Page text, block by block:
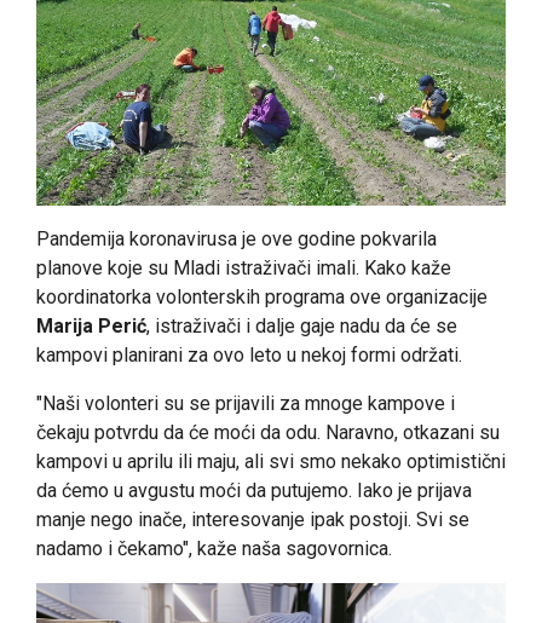
Pandemija koronavirusa je ove godine pokvarila
planove koje su Mladi istraživači imali. Kako kaže
koordinatorka volonterskih programa ove organizacije
Marija Perić, istraživači i dalje gaje nadu da će se
kampovi planirani za ovo leto u nekoj formi održati.
"Naši volonteri su se prijavili za mnoge kampove i
čekaju potvrdu da će moći da odu. Naravno, otkazani su
kampovi u aprilu ili maju, ali svi smo nekako optimistični
da ćemo u avgustu moći da putujemo. Iako je prijava
manje nego inače, interesovanje ipak postoji. Svi se
nadamo i čekamo", kaže naša sagovornica.